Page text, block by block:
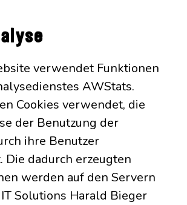
verwendet Funktionen
AWStats.
Cookies verwendet, die
der Benutzung der
ihre Benutzer
Die dadurch erzeugten
werden auf den Servern
Solutions Harald Bieger